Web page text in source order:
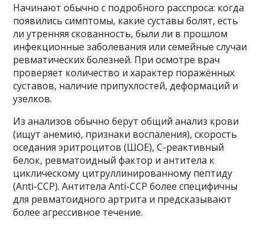
Начинают обычно с подробного расспроса: когда
появились симптомы, какие суставы болят, есть
ли утренняя скованность, были ли в прошлом
инфекционные заболевания или семейные случаи
ревматических болезней. При осмотре врач
проверяет количество и характер поражённых
суставов, наличие припухлостей, деформаций и
узелков.
Из анализов обычно берут общий анализ крови
(ищут анемию, признаки воспаления), скорость
оседания эритроцитов (ШОЕ), С-реактивный
белок, ревматоидный фактор и антитела к
циклическому цитруллинированному пептиду
(Anti-CCP). Антитела Anti-CCP более специфичны
для ревматоидного артрита и предсказывают
более агрессивное течение.